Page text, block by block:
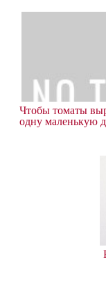
Чтобы томаты
одну маленькую